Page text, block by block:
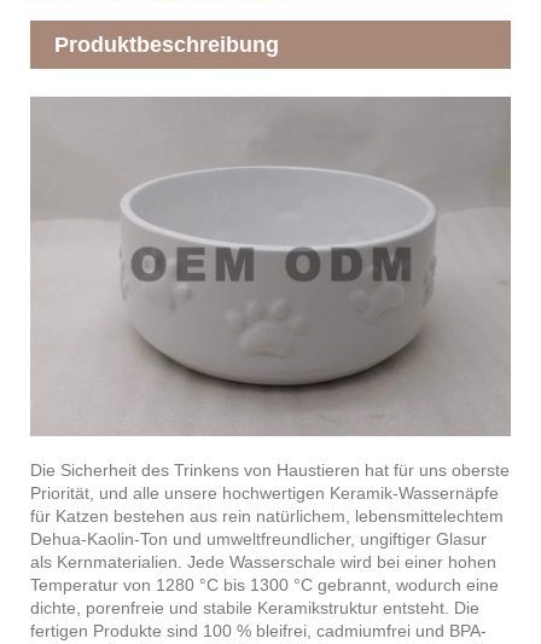
Produktbeschreibung
Die Sicherheit des Trinkens von Haustieren hat für uns oberste
Priorität, und alle unsere hochwertigen Keramik-Wassernäpfe
für Katzen bestehen aus rein natürlichem, lebensmittelechtem
Dehua-Kaolin-Ton und umweltfreundlicher, ungiftiger Glasur
als Kernmaterialien. Jede Wasserschale wird bei einer hohen
Temperatur von 1280 °C bis 1300 °C gebrannt, wodurch eine
dichte, porenfreie und stabile Keramikstruktur entsteht. Die
fertigen Produkte sind 100 % bleifrei, cadmiumfrei und BPA-